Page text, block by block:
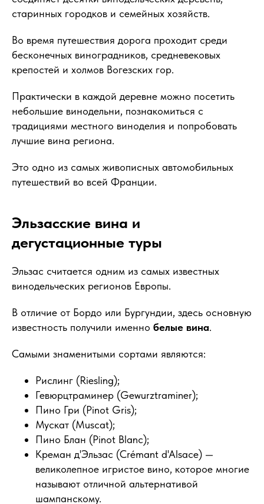
старинных городков и семейных хозяйств.
Во время путешествия дорога проходит среди
бесконечных виноградников, средневековых
крепостей и холмов Вогезских гор.
Практически в каждой деревне можно посетить
небольшие винодельни, познакомиться с
традициями местного виноделия и попробовать
лучшие вина региона.
Это одно из самых живописных автомобильных
путешествий во всей Франции.
Эльзасские вина и
дегустационные туры
Эльзас считается одним из самых известных
винодельческих регионов Европы.
В отличие от Бордо или Бургундии, здесь основную
известность получили именно белые вина.
Самыми знаменитыми сортами являются:
Рислинг (Riesling);
Гевюрцтраминер (Gewurztraminer);
Пино Гри (Pinot Gris);
Мускат (Muscat);
Пино Блан (Pinot Blanc);
Креман д'Эльзас (Crémant d'Alsace) —
великолепное игристое вино, которое многие
называют отличной альтернативой
шампанскому.